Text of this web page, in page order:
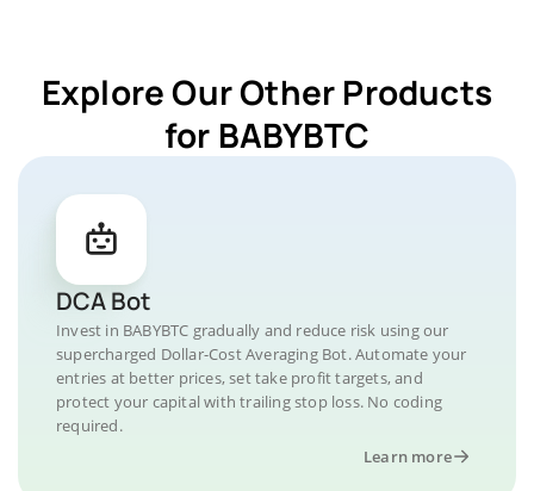
Explore Our Other Products
for BABYBTC
DCA Bot
Invest in BABYBTC gradually and reduce risk using our
supercharged Dollar-Cost Averaging Bot. Automate your
entries at better prices, set take profit targets, and
protect your capital with trailing stop loss. No coding
required.
Learn more